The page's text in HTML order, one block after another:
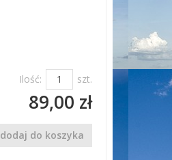
Ilość: szt.
89,00 zł
dodaj do koszyka